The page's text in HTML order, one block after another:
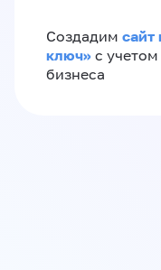
Создадим сайт
ключ» с
бизнеса